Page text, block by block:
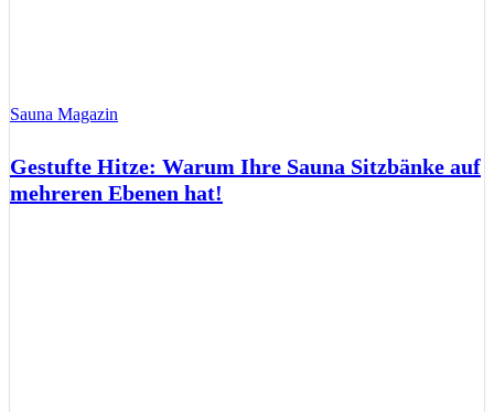
Sauna Magazin
Gestufte Hitze: Warum Ihre Sauna Sitzbänke auf
mehreren Ebenen hat!